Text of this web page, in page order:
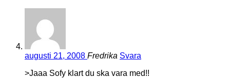
augusti 21, 2008 Fredrika Svara
>Jaaa Sofy klart du ska vara med!!